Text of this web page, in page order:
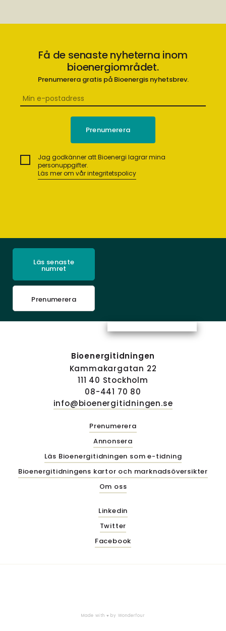
Få de senaste nyheterna inom
bioenergiområdet.
Prenumerera gratis på Bioenergis nyhetsbrev.
Jag godkänner att Bioenergi lagrar mina
personuppgifter.
Läs mer om vår integritetspolicy
Läs senaste
numret
Prenumerera
Bioenergitidningen
Kammakargatan 22
111 40 Stockholm
08-441 70 80
info@bioenergitidningen.se
Prenumerera
Annonsera
Läs Bioenergitidningen som e-tidning
Bioenergitidningens kartor och marknadsöversikter
Om oss
Linkedin
Twitter
Facebook
Made with ♥ by Wonderfour